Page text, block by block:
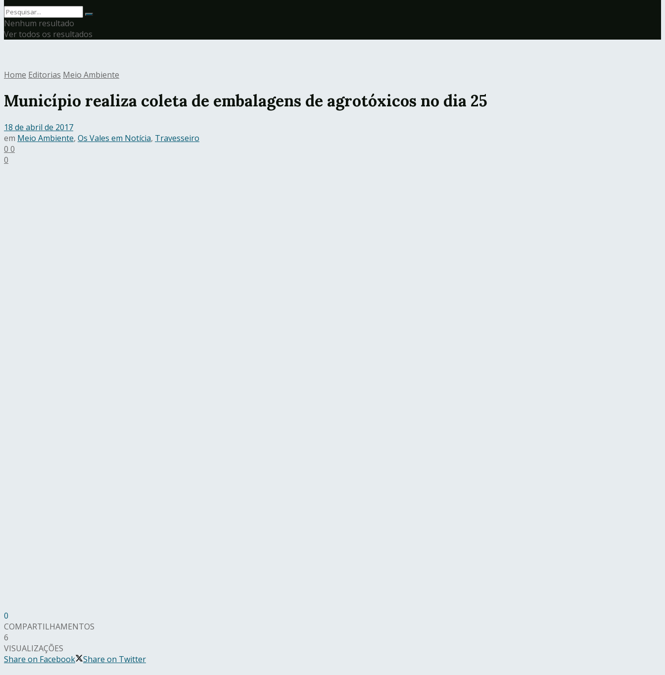
Nenhum resultado
Ver todos os resultados
Home Editorias Meio Ambiente
Município realiza coleta de embalagens de agrotóxicos no dia 25
18 de abril de 2017
em Meio Ambiente, Os Vales em Notícia, Travesseiro
0 0
0
0
COMPARTILHAMENTOS
6
VISUALIZAÇÕES
Share on Facebook
Share on Twitter